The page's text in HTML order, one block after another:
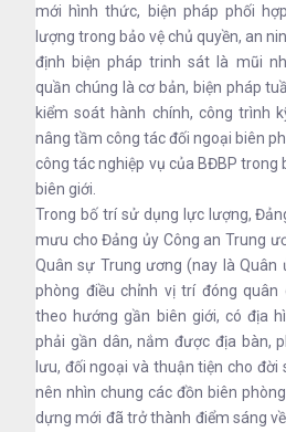
mới hình thức, biện pháp phối
lượng trong bảo vệ chủ quyền, an
định biện pháp trinh sát là mũi
quần chúng là cơ bản, biện pháp
kiểm soát hành chính, công trình
nâng tầm công tác đối ngoại biên
công tác nghiệp vụ của BĐBP trong
biên giới.
Trong bố trí sử dụng lực lượng,
mưu cho Đảng ủy Công an Trung
Quân sự Trung ương (nay là Quân
phòng điều chỉnh vị trí đóng quân
theo hướng gần biên giới, có địa
phải gần dân, nắm được địa bàn,
lưu, đối ngoại và thuận tiện cho đời
nên nhìn chung các đồn biên
dựng mới đã trở thành điểm sáng